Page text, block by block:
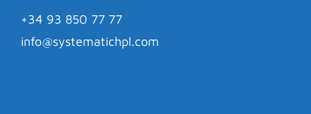
+34 93 850 77 77
info@systematichpl.com